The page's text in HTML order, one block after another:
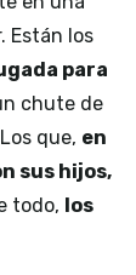
Están los
para
chute de
que, en
sus hijos,
todo, los